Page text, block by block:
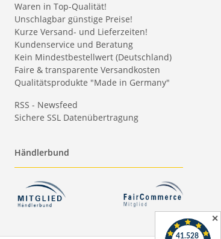
Waren in Top-Qualität!
Unschlagbar günstige Preise!
Kurze Versand- und Lieferzeiten!
Kundenservice und Beratung
Kein Mindestbestellwert (Deutschland)
Faire & transparente Versandkosten
Qualitätsprodukte "Made in Germany"
RSS - Newsfeed
Sichere SSL Datenübertragung
Händlerbund
✕